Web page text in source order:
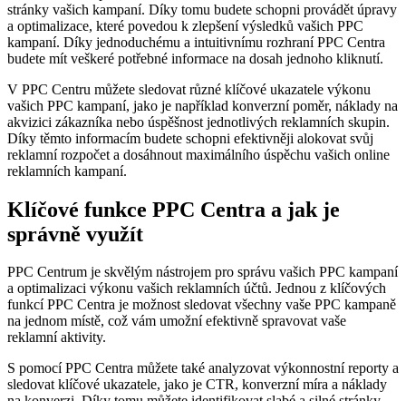
stránky vašich kampaní. Díky tomu budete schopni provádět úpravy
a optimalizace, které povedou k zlepšení výsledků vašich PPC
kampaní. Díky jednoduchému a intuitivnímu rozhraní PPC Centra
budete mít veškeré potřebné informace na dosah jednoho kliknutí.
V PPC Centru můžete sledovat různé klíčové ukazatele výkonu
vašich PPC kampaní, jako je například konverzní poměr, náklady na
akvizici zákazníka nebo úspěšnost jednotlivých reklamních skupin.
Díky těmto informacím budete schopni efektivněji alokovat svůj
reklamní rozpočet a dosáhnout maximálního úspěchu vašich online
reklamních kampaní.
Klíčové funkce PPC Centra a jak je
správně využít
PPC Centrum je skvělým nástrojem pro správu vašich PPC kampaní
a optimalizaci výkonu vašich reklamních účtů. Jednou z klíčových
funkcí PPC Centra je možnost sledovat všechny vaše PPC kampaně
na jednom místě, což vám umožní efektivně spravovat vaše
reklamní aktivity.
S pomocí PPC Centra můžete také analyzovat výkonnostní reporty a
sledovat klíčové ukazatele, jako je CTR, konverzní míra a náklady